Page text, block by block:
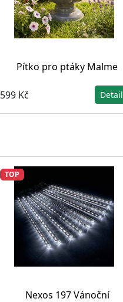
Pítko pro ptáky Malme
599 Kč Detail
TOP
Nexos 197 Vánoční